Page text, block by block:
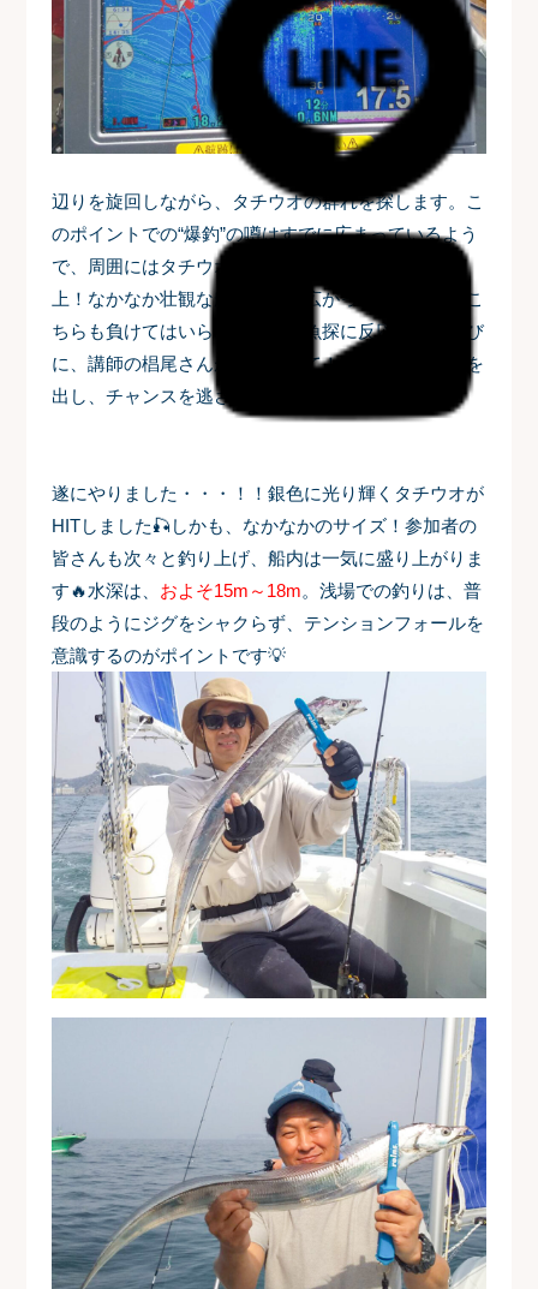
辺りを旋回しながら、タチウオの群れを探します。こ
のポイントでの“爆釣”の噂はすでに広まっているよう
で、周囲にはタチウオ狙いの遊漁船がなんと10隻以
上！なかなか壮観な船団風景が広がっていました。こ
ちらも負けてはいられません。魚探に反応が出るたび
に、講師の椙尾さんが「落として！」と的確な指示を
出し、チャンスを逃さずジグを投入していきます。
遂にやりました・・・！！銀色に光り輝くタチウオが
HITしました🎣しかも、なかなかのサイズ！参加者の
皆さんも次々と釣り上げ、船内は一気に盛り上がりま
す🔥水深は、 およそ15m～18m。浅場での釣りは、普
段のようにジグをシャクらず、テンションフォールを
意識するのがポイントです💡